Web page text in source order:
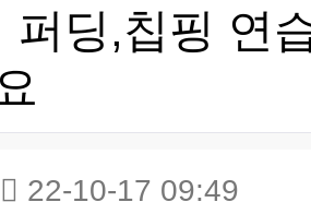
퍼딩,칩핑 연
22-10-17 09:49